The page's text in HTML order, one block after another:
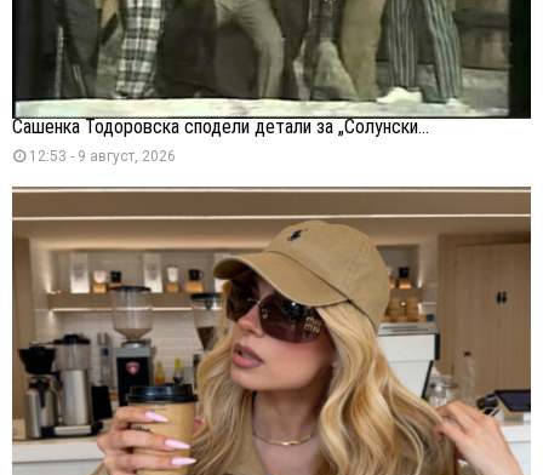
Сашенка Тодоровска сподели детали за „Солунски...
12:53 - 9 август, 2026